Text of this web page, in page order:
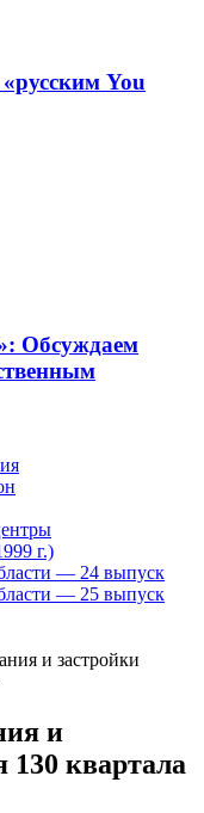
You
Обсуждаем
г.)
— 24 выпуск
— 25 выпуск
и застройки
и
130 квартала